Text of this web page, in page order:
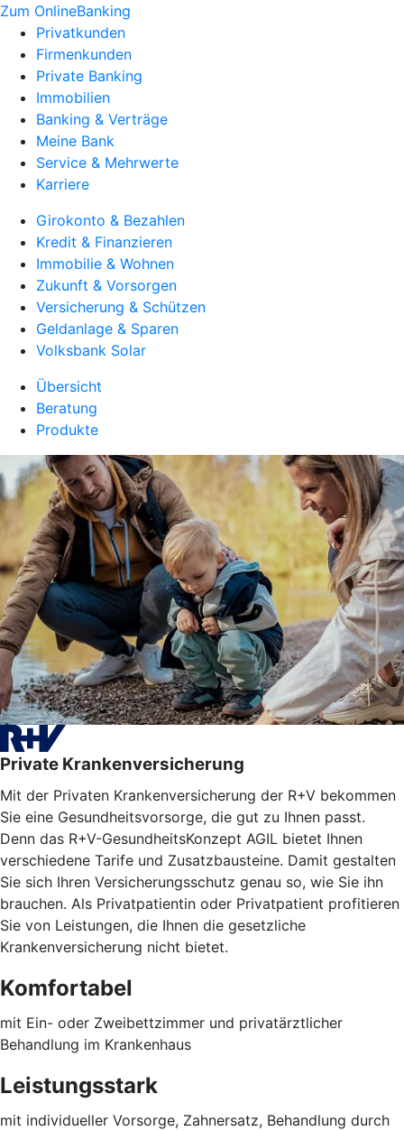
Zum OnlineBanking
Privatkunden
Firmenkunden
Private Banking
Immobilien
Banking & Verträge
Meine Bank
Service & Mehrwerte
Karriere
Girokonto & Bezahlen
Kredit & Finanzieren
Immobilie & Wohnen
Zukunft & Vorsorgen
Versicherung & Schützen
Geldanlage & Sparen
Volksbank Solar
Übersicht
Beratung
Produkte
Private Krankenversicherung
Mit der Privaten Krankenversicherung der R+V bekommen
Sie eine Gesundheitsvorsorge, die gut zu Ihnen passt.
Denn das R+V-GesundheitsKonzept AGIL bietet Ihnen
verschiedene Tarife und Zusatzbausteine. Damit gestalten
Sie sich Ihren Versicherungsschutz genau so, wie Sie ihn
brauchen. Als Privatpatientin oder Privatpatient profitieren
Sie von Leistungen, die Ihnen die gesetzliche
Krankenversicherung nicht bietet.
Komfortabel
mit Ein- oder Zweibettzimmer und privatärztlicher
Behandlung im Krankenhaus
Leistungsstark
mit individueller Vorsorge, Zahnersatz, Behandlung durch